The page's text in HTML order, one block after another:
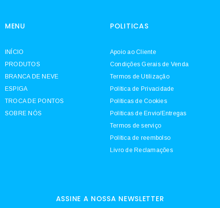
MENU
INÍCIO
PRODUTOS
BRANCA DE NEVE
ESPIGA
TROCA DE PONTOS
SOBRE NÓS
POLITICAS
Apoio ao Cliente
Condições Gerais de Venda
Termos de Utilização
Política de Privacidade
Políticas de Cookies
Políticas de Envio/Entregas
Termos de serviço
Política de reembolso
Livro de Reclamações
ASSINE A NOSSA NEWSLETTER